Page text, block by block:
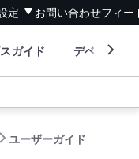
定 お問い合わせフィー
ガイド デベロッパ
ユーザーガイド